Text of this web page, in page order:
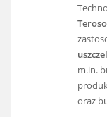
m.in.
oraz